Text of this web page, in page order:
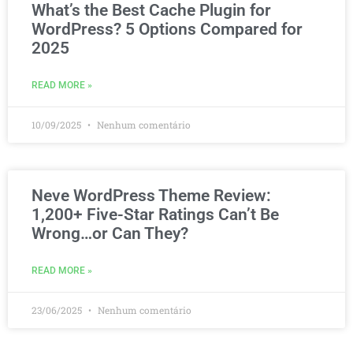
What’s the Best Cache Plugin for
WordPress? 5 Options Compared for
2025
READ MORE »
10/09/2025 Nenhum comentário
Neve WordPress Theme Review:
1,200+ Five-Star Ratings Can’t Be
Wrong…or Can They?
READ MORE »
23/06/2025 Nenhum comentário